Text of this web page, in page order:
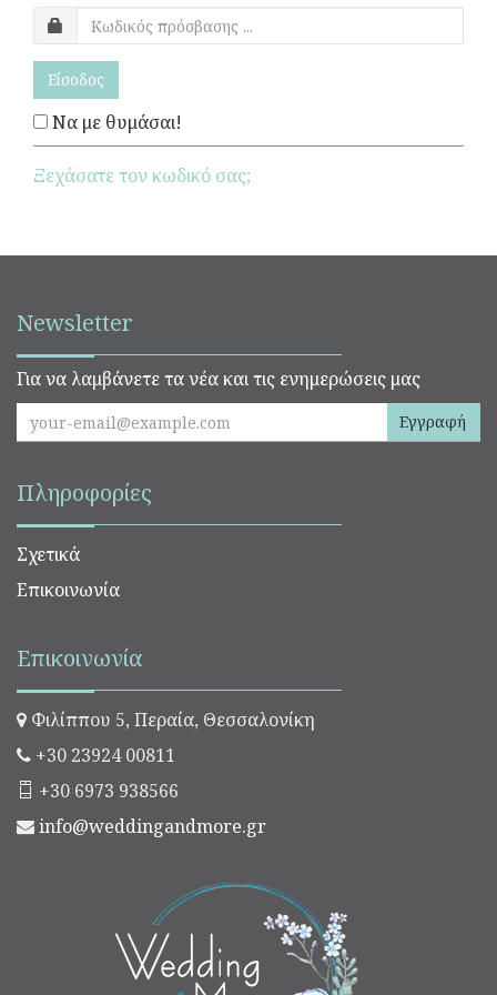
Είσοδος
Να με θυμάσαι!
Ξεχάσατε τον κωδικό σας;
Newsletter
Για να λαμβάνετε τα νέα και τις ενημερώσεις μας
Εγγραφή
Πληροφορίες
Σχετικά
Επικοινωνία
Επικοινωνία
Φιλίππου 5, Περαία, Θεσσαλονίκη
+30 23924 00811
+30 6973 938566
info@weddingandmore.gr